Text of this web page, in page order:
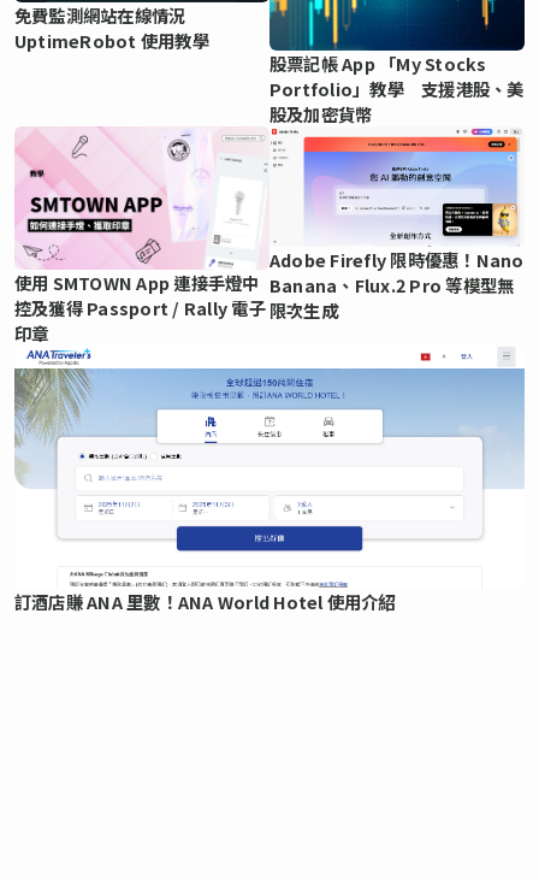
免費監測網站在線情況
UptimeRobot 使用教學
股票記帳 App 「My Stocks
Portfolio」教學 支援港股、美
股及加密貨幣
使用 SMTOWN App 連接手燈中
控及獲得 Passport / Rally 電子
印章
Adobe Firefly 限時優惠！Nano
Banana、Flux.2 Pro 等模型無
限次生成
訂酒店賺 ANA 里數！ANA World Hotel 使用介紹